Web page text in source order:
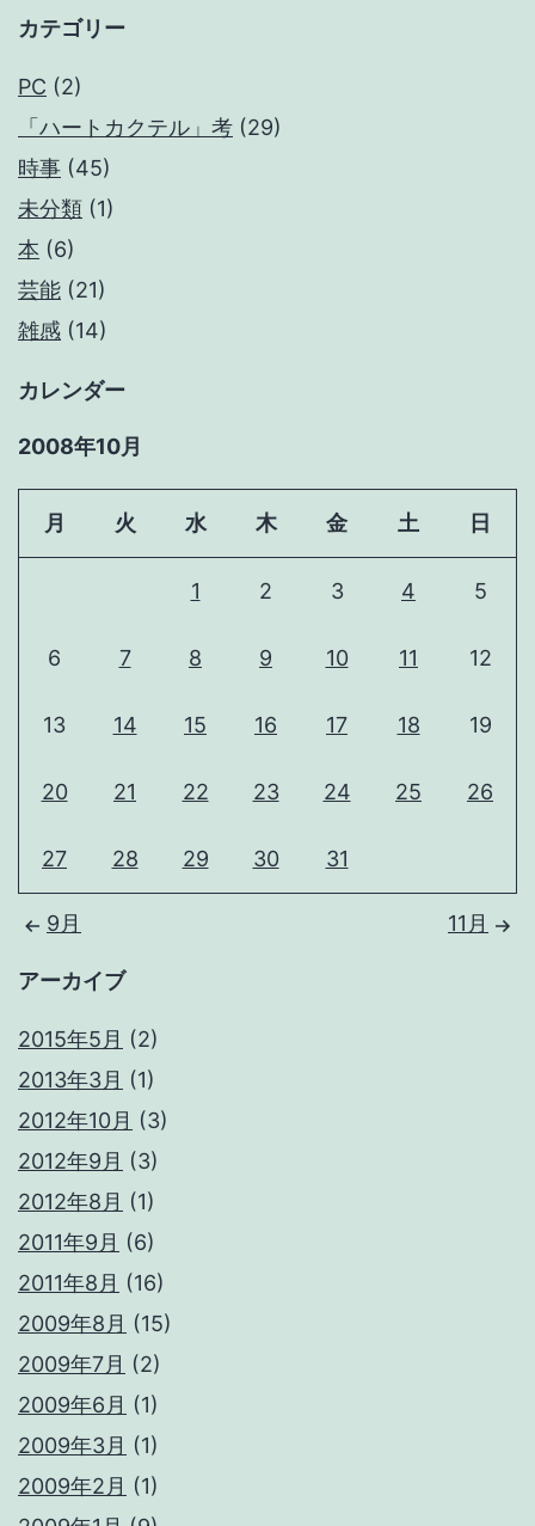
カテゴリー
PC (2)
「ハートカクテル」考 (29)
時事 (45)
未分類 (1)
本 (6)
芸能 (21)
雑感 (14)
カレンダー
2008年10月
月 火 水 木 金 土 日
1 2 3 4 5
6 7 8 9 10 11 12
13 14 15 16 17 18 19
20 21 22 23 24 25 26
27 28 29 30 31
9月 11月
アーカイブ
2015年5月 (2)
2013年3月 (1)
2012年10月 (3)
2012年9月 (3)
2012年8月 (1)
2011年9月 (6)
2011年8月 (16)
2009年8月 (15)
2009年7月 (2)
2009年6月 (1)
2009年3月 (1)
2009年2月 (1)